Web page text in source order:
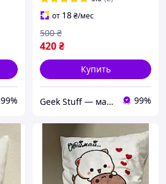
99%
от 18₴/мес
420₴
500 ₴
Купить
Geek Stuff — магазин аниме, гиков, Kpop товаров. Сувениры с вашим принтом и полиграфия 99%